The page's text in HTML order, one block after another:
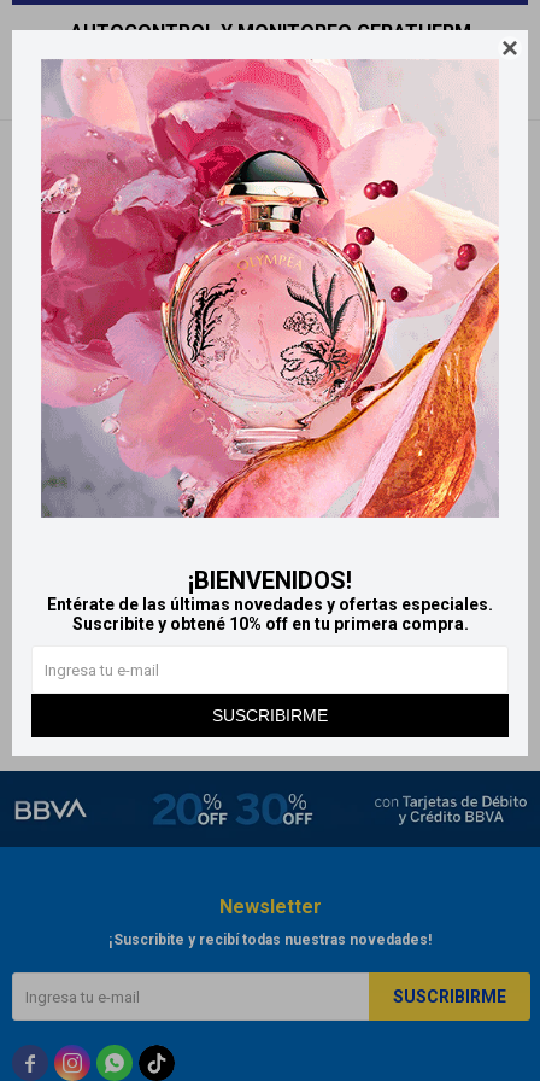

¡BIENVENIDOS!
Entérate de las últimas novedades y ofertas especiales.
Suscribite y obtené 10% off en tu primera compra.
SUSCRIBIRME
AUTOCONTROL Y MONITOREO GERATHERM
Filtrando por: Autocontrol y monitoreo geratherm
LlegaEL LUNES
EL LUNES
Geratherm termómetro -
Digital
$ 475
LlegaEL LUNES
LlegaEL LUNES
Geratherm tensiómetro de
muñeca
$ 3.723
Newsletter
¡Suscribite y recibí todas nuestras novedades!
SUSCRIBIRME
  